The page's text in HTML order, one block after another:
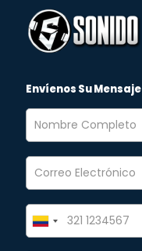
Envíenos Su Mensaje